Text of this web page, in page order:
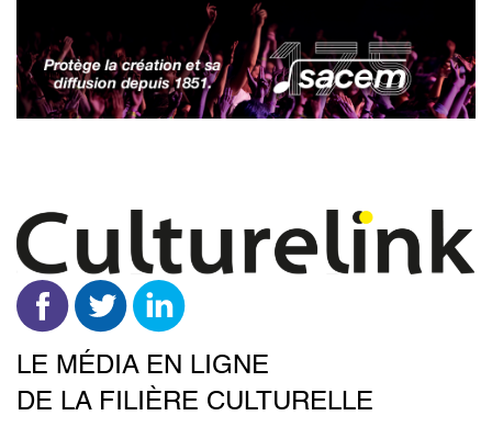
contenu
principal
LE MÉDIA EN LIGNE
DE LA FILIÈRE CULTURELLE